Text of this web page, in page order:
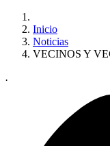
Inicio
Noticias
VECINOS Y
.